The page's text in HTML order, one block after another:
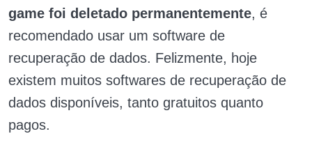
game foi deletado permanentemente, é
recomendado usar um software de
recuperação de dados. Felizmente, hoje
existem muitos softwares de recuperação de
dados disponíveis, tanto gratuitos quanto
pagos.